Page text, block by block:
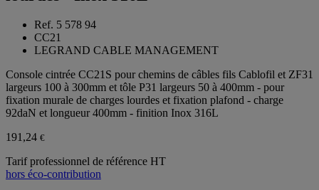
Ref. 5 578 94
CC21
LEGRAND CABLE MANAGEMENT
Console cintrée CC21S pour chemins de câbles fils Cablofil et ZF31
largeurs 100 à 300mm et tôle P31 largeurs 50 à 400mm - pour
fixation murale de charges lourdes et fixation plafond - charge
92daN et longueur 400mm - finition Inox 316L
191,24 €
Tarif professionnel de référence HT
hors éco-contribution